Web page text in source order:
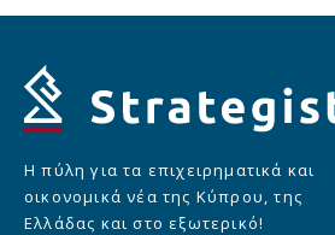
Η πύλη για τα επιχειρηματικά και
οικονομικά νέα της Κύπρου, της
Ελλάδας και στο εξωτερικό!